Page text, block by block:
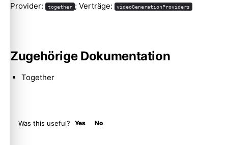
Provider: together ; Verträge: videoGenerationProviders
Zugehörige Dokumentation
Together
Was this useful? Yes No